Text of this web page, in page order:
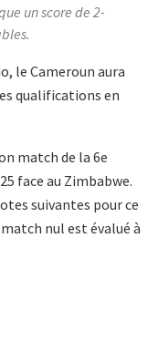
un score de 2-
le Cameroun aura
qualifications en
match de la 6e
face au Zimbabwe.
suivantes pour ce
nul est évalué à